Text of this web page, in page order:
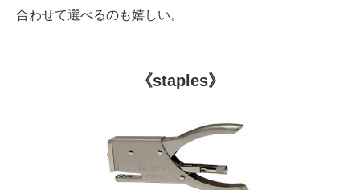
合わせて選べるのも嬉しい。
《staples》